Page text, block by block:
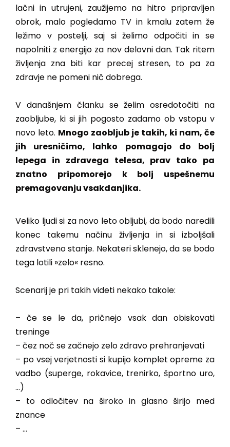
lačni in utrujeni, zaužijemo na hitro pripravljen
obrok, malo pogledamo TV in kmalu zatem že
ležimo v postelji, saj si želimo odpočiti in se
napolniti z energijo za nov delovni dan. Tak ritem
življenja zna biti kar precej stresen, to pa za
zdravje ne pomeni nič dobrega.
V današnjem članku se želim osredotočiti na
zaobljube, ki si jih pogosto zadamo ob vstopu v
novo leto. Mnogo zaobljub je takih, ki nam, če
jih uresničimo, lahko pomagajo do bolj
lepega in zdravega telesa, prav tako pa
znatno pripomorejo k bolj uspešnemu
premagovanju vsakdanjika.
Veliko ljudi si za novo leto obljubi, da bodo naredili
konec takemu načinu življenja in si izboljšali
zdravstveno stanje. Nekateri sklenejo, da se bodo
tega lotili »zelo« resno.
Scenarij je pri takih videti nekako takole:
– če se le da, pričnejo vsak dan obiskovati
treninge
– čez noč se začnejo zelo zdravo prehranjevati
– po vsej verjetnosti si kupijo komplet opreme za
vadbo (superge, rokavice, trenirko, športno uro,
…)
– to odločitev na široko in glasno širijo med
znance
– …